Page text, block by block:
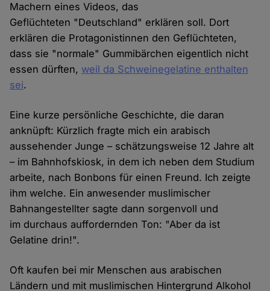
Machern eines Videos, das
Geflüchteten "Deutschland" erklären soll. Dort
erklären die Protagonistinnen den Geflüchteten,
dass sie "normale" Gummibärchen eigentlich nicht
essen dürften, weil da Schweinegelatine enthalten
sei.
Eine kurze persönliche Geschichte, die daran
anknüpft: Kürzlich fragte mich ein arabisch
aussehender Junge – schätzungsweise 12 Jahre alt
– im Bahnhofskiosk, in dem ich neben dem Studium
arbeite, nach Bonbons für einen Freund. Ich zeigte
ihm welche. Ein anwesender muslimischer
Bahnangestellter sagte dann sorgenvoll und
im durchaus auffordernden Ton: "Aber da ist
Gelatine drin!".
Oft kaufen bei mir Menschen aus arabischen
Ländern und mit muslimischen Hintergrund Alkohol